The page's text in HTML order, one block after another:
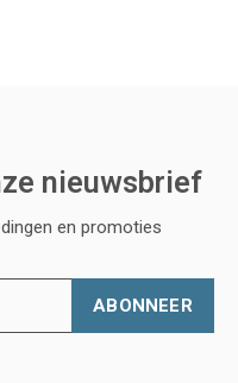
nieuwsbrief
en promoties
ABONNEER